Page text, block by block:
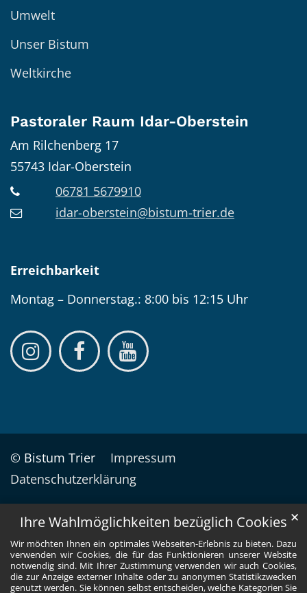
Ihre Wahlmöglichkeiten bezüglich Cookies
Wir möchten Ihnen ein optimales Webseiten-Erlebnis zu bieten. Dazu
verwenden wir Cookies, die für das Funktionieren unserer Website
notwendig sind. Mit Ihrer Zustimmung verwenden wir auch Cookies,
die zur Anzeige externer Inhalte oder zu anonymen Statistikzwecken
genutzt werden. Sie können selbst entscheiden, welche Kategorien Sie
✕
Umwelt
Unser Bistum
Weltkirche
Pastoraler Raum Idar-Oberstein
Am Rilchenberg 17
55743 Idar-Oberstein
06781 5679910
idar-oberstein@bistum-trier.de
Erreichbarkeit
Montag – Donnerstag.: 8:00 bis 12:15 Uhr
© Bistum Trier
Impressum
Datenschutzerklärung